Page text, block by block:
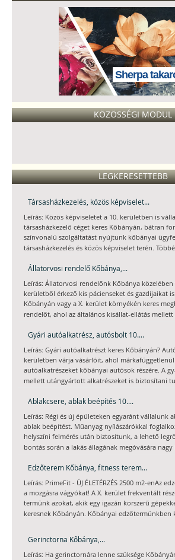
Sherpa
KÖZÖSSÉGI MODUL
LEGKERESETTEBB
Társasházkezelés, közös képviselet...
Leírás: Közös képviseletet a 10. kerületben is
társasházkezelő céget keres Kőbányán, bátran
színvonalú szolgáltatást nyújtunk kőbányai
társasházkezelés és közös képviselet terén.
Állatorvosi rendelő Kőbánya,...
Leírás: Állatorvosi rendelőnk Kőbánya
kerületből érkező kis pácienseket és gazdijaikat
Kőbányán vagy a X. kerület környékén keres
rendelőt, ahol az általános kisállat-ellátás mellett
Gyári autóalkatrész, autósbolt 10....
Leírás: Gyári autóalkatrészt keres Kőbányán?
kerületben várja vásárlóit, ahol
autóalkatrészeket kőbányai autósok részére. A
mellett utángyártott alkatrészeket is biztosítani
Ablakcsere, ablak beépítés 10....
Leírás: Régi és új épületeken egyaránt vállalunk
ablak beépítést. Műanyag nyílászárókkal
helyszíni felmérés után biztosítunk, a lehető
bontás során a lakás állagának megóvására nagy
Edzőterem Kőbánya, fitness terem...
Leírás: PrimeFit - ÚJ ÉLETÉRZÉS 2500 m2-enAz
a mozgásra vágyókat! A X. kerület frekventált
termünk azokat, akik egy igazán korszerű
keresnek Kőbányán. Kőbányai edzőtermünkben
Gerinctorna Kőbánya,...
Leírás: Ha gerinctornára lenne szüksége